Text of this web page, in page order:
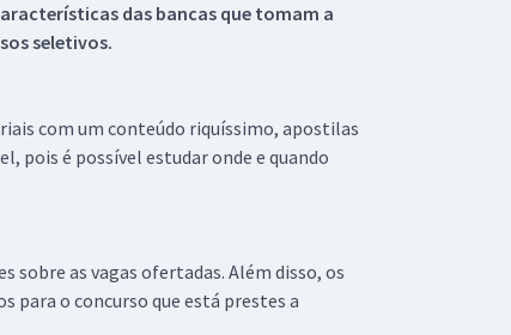
das bancas que tomam a
seletivos.
com um conteúdo riquíssimo, apostilas
pois é possível estudar onde e quando
sobre as vagas ofertadas. Além disso, os
para o concurso que está prestes a